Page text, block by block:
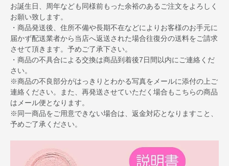
お誕生日、周年なども同様前もった余裕のあるご注文をよろしく
お願い致します。
・商品発送後、住所不備や長期不在などによりお客様のお手元に
届かず配送業者から当店へ返送された場合往復分の送料をご請求
させて頂きます。予めご了承下さい。
・商品の不具合による交換は商品到着後7日間以内にご連絡くだ
さい。
※商品の不良部分がはっきりとわかる写真をメールに添付の上ご
連絡ください。また、再発送させていただく場合もこちらの商品
はメール便となります。
※同一商品をご用意できない場合は、返金対応となりますこと、
予めご了承ください。